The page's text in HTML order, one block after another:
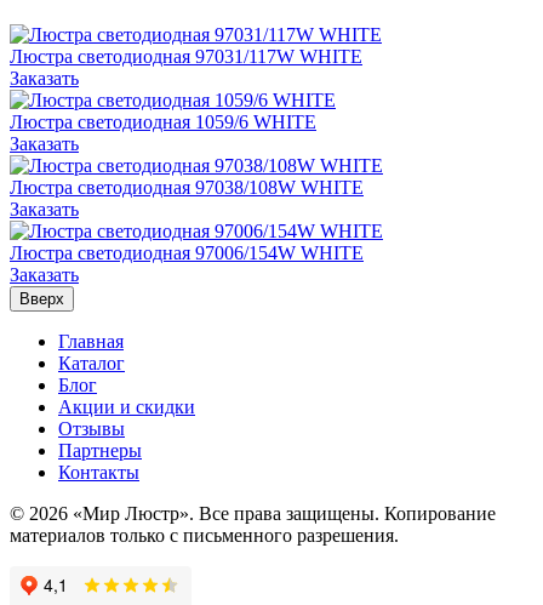
Люстра светодиодная 97031/117W WHITE
Заказать
Люстра светодиодная 1059/6 WHITE
Заказать
Люстра светодиодная 97038/108W WHITE
Заказать
Люстра светодиодная 97006/154W WHITE
Заказать
Вверх
Главная
Каталог
Блог
Акции и скидки
Отзывы
Партнеры
Контакты
© 2026 «Мир Люстр». Все права защищены. Копирование
материалов только с письменного разрешения.